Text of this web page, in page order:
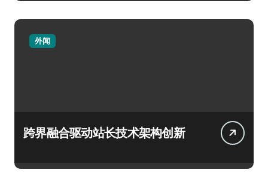
外闻
跨界融合驱动站长技术架构创新